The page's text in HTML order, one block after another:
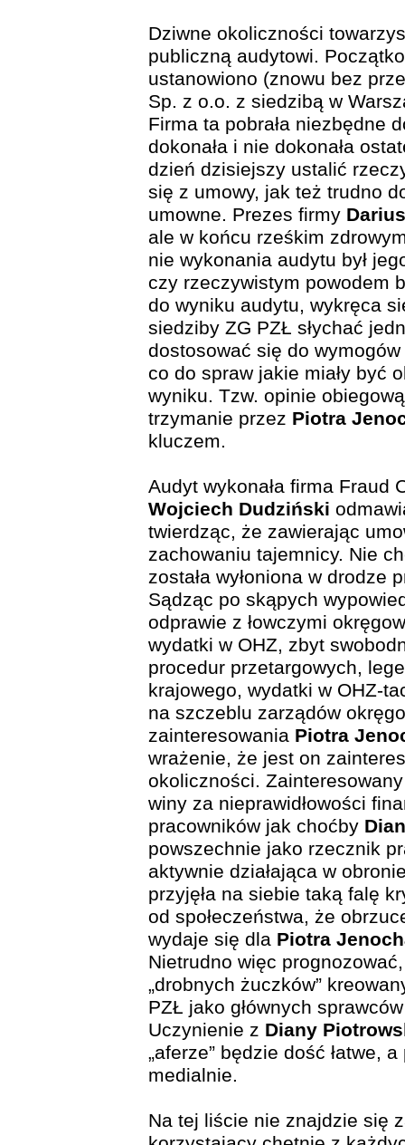
Dziwne okoliczności
publiczną audytowi.
ustanowiono (znowu bez
Sp. z o.o. z siedzibą w
Firma ta pobrała niezbędne
dokonała i nie dokonała
dzień dzisiejszy ustalić
się z umowy, jak też trudno
umowne. Prezes firmy
ale w końcu rześkim
nie wykonania audytu był
czy rzeczywistym powodem
do wyniku audytu, wykręca
siedziby ZG PZŁ słychać
dostosować się do
co do spraw jakie miały być
wyniku. Tzw. opinie
trzymanie przez Piotra
kluczem.
Audyt wykonała firma Fraud
Wojciech Dudziński
twierdząc, że zawierając
zachowaniu tajemnicy. Nie
została wyłoniona w drodze
Sądząc po skąpych
odprawie z łowczymi
wydatki w OHZ, zbyt
procedur przetargowych,
krajowego, wydatki w OHZ-
na szczeblu zarządów
zainteresowania Piotra
wrażenie, że jest on
okoliczności.
winy za nieprawidłowości
pracowników jak choćby
powszechnie jako rzecznik
aktywnie działająca w
przyjęła na siebie taką falę
od społeczeństwa, że
wydaje się dla Piotra
Nietrudno więc
„drobnych żuczków”
PZŁ jako głównych
Uczynienie z Diany
„aferze” będzie dość łatwe,
medialnie.
Na tej liście nie znajdzie się